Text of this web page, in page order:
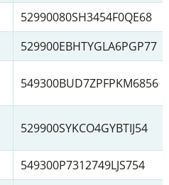
52990080SH3454F0QE68
529900EBHTYGLA6PGP77
549300BUD7ZPFPKM6856
529900SYKCO4GYBTIJ54
549300P7312749LJS754